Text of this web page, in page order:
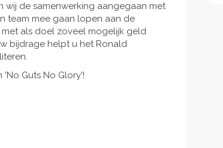
wij de samenwerking aangegaan met
team mee gaan lopen aan de
met als doel zoveel mogelijk geld
bijdrage helpt u het Ronald
Guts No Glory'!